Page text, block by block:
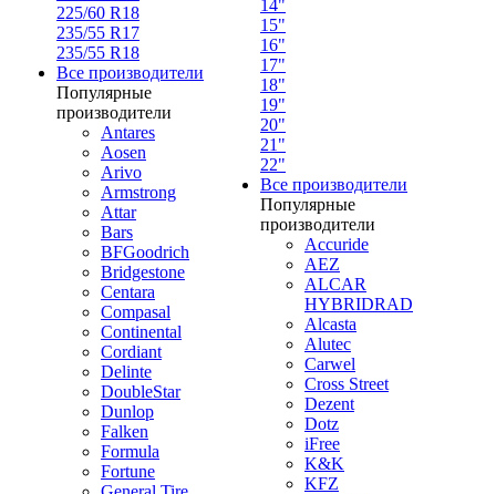
225/60 R18
235/55 R17
235/55 R18
Все производители
Популярные
производители
Antares
Aosen
Arivo
Armstrong
Attar
Bars
BFGoodrich
Bridgestone
Centara
Compasal
Continental
Cordiant
Delinte
DoubleStar
Dunlop
Falken
Formula
Fortune
14"
15"
16"
17"
18"
19"
20"
21"
22"
Все производители
Популярные
производители
Accuride
AEZ
ALCAR
HYBRIDRAD
Alcasta
Alutec
Carwel
Cross Street
Dezent
Dotz
iFree
K&K
KFZ